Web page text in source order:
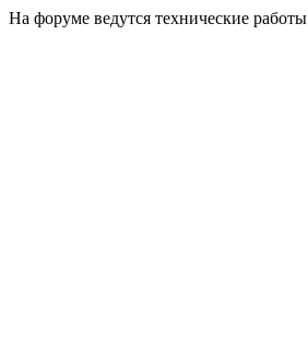
На форуме ведутся технические работы